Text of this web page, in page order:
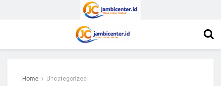
Home Uncategorized